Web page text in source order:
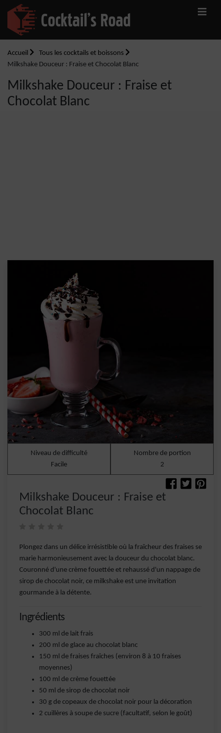
Accueil
Tous les cocktails et boissons
Milkshake Douceur : Fraise et Chocolat Blanc
Milkshake Douceur : Fraise et
Chocolat Blanc
Niveau de difficulté
Facile
Nombre de portion
2
Milkshake Douceur : Fraise et
Chocolat Blanc
Plongez dans un délice irrésistible où la fraîcheur des fraises se
marie harmonieusement avec la douceur du chocolat blanc.
Couronné d'une crème fouettée et rehaussé d'un nappage de
sirop de chocolat noir, ce milkshake est une invitation
gourmande à la détente.
Ingrédients
300 ml de lait frais
200 ml de glace au chocolat blanc
150 ml de fraises fraîches (environ 8 à 10 fraises
moyennes)
100 ml de crème fouettée
50 ml de sirop de chocolat noir
30 g de copeaux de chocolat noir pour la décoration
2 cuillères à soupe de sucre (facultatif, selon le goût)